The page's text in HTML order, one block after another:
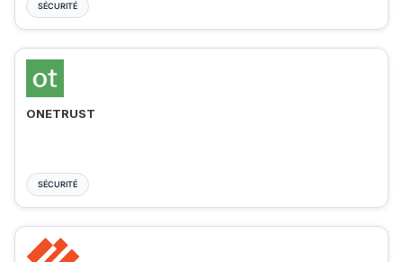
SÉCURITÉ
ONETRUST
SÉCURITÉ